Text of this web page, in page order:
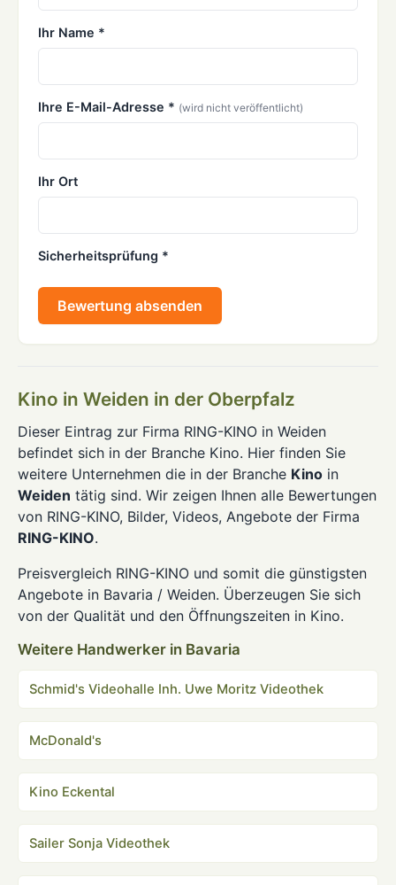
Ihr Name *
Ihre E-Mail-Adresse * (wird nicht veröffentlicht)
Ihr Ort
Sicherheitsprüfung *
Bewertung absenden
Kino in Weiden in der Oberpfalz
Dieser Eintrag zur Firma RING-KINO in Weiden
befindet sich in der Branche Kino. Hier finden Sie
weitere Unternehmen die in der Branche Kino in
Weiden tätig sind. Wir zeigen Ihnen alle Bewertungen
von RING-KINO, Bilder, Videos, Angebote der Firma
RING-KINO.
Preisvergleich RING-KINO und somit die günstigsten
Angebote in Bavaria / Weiden. Überzeugen Sie sich
von der Qualität und den Öffnungszeiten in Kino.
Weitere Handwerker in Bavaria
Schmid's Videohalle Inh. Uwe Moritz Videothek
McDonald's
Kino Eckental
Sailer Sonja Videothek